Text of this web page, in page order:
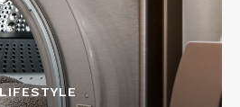
LIFESTYLE